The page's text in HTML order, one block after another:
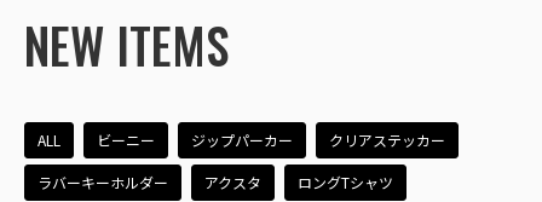
NEW ITEMS
ALL ビーニー ジップパーカー クリアステッカー
ラバーキーホルダー アクスタ ロングTシャツ